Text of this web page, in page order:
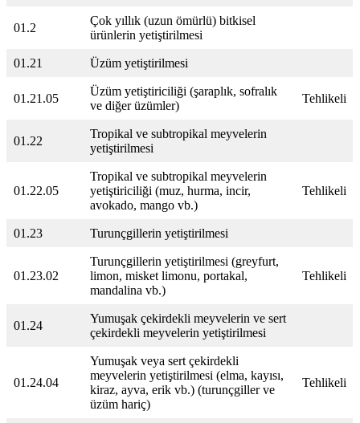
01.2
Çok yıllık (uzun ömürlü) bitkisel
ürünlerin yetiştirilmesi
01.21 Üzüm yetiştirilmesi
01.21.05
Üzüm yetiştiriciliği (şaraplık, sofralık
ve diğer üzümler)
Tehlikeli
01.22
Tropikal ve subtropikal meyvelerin
yetiştirilmesi
01.22.05
Tropikal ve subtropikal meyvelerin
yetiştiriciliği (muz, hurma, incir,
avokado, mango vb.)
Tehlikeli
01.23 Turunçgillerin yetiştirilmesi
01.23.02
Turunçgillerin yetiştirilmesi (greyfurt,
limon, misket limonu, portakal,
mandalina vb.)
Tehlikeli
01.24
Yumuşak çekirdekli meyvelerin ve sert
çekirdekli meyvelerin yetiştirilmesi
01.24.04
Yumuşak veya sert çekirdekli
meyvelerin yetiştirilmesi (elma, kayısı,
kiraz, ayva, erik vb.) (turunçgiller ve
üzüm hariç)
Tehlikeli